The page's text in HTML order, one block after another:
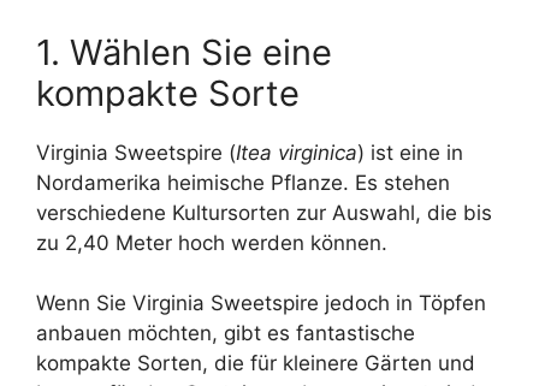
1. Wählen Sie eine
kompakte Sorte
Virginia Sweetspire (Itea virginica) ist eine in
Nordamerika heimische Pflanze. Es stehen
verschiedene Kultursorten zur Auswahl, die bis
zu 2,40 Meter hoch werden können.
Wenn Sie Virginia Sweetspire jedoch in Töpfen
anbauen möchten, gibt es fantastische
kompakte Sorten, die für kleinere Gärten und